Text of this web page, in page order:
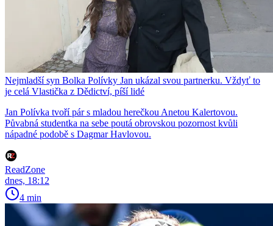
Nejmladší syn Bolka Polívky Jan ukázal svou partnerku. Vždyť to
je celá Vlastička z Dědictví, píší lidé
Jan Polívka tvoří pár s mladou herečkou Anetou Kalertovou.
Půvabná studentka na sebe poutá obrovskou pozornost kvůli
nápadné podobě s Dagmar Havlovou.
ReadZone
dnes, 18:12
4 min